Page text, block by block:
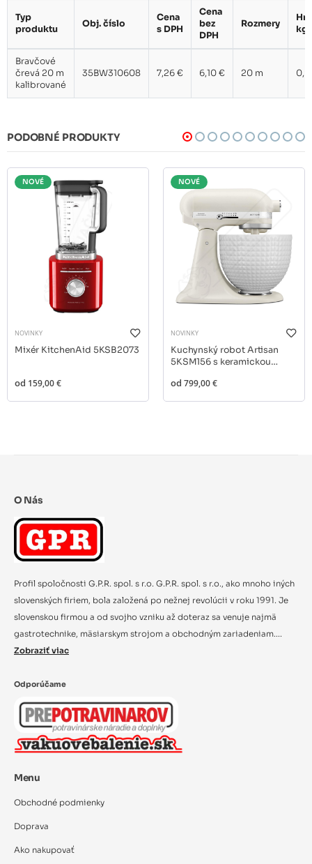
Typ
produktu
Obj. číslo
Cena
s DPH
Cena
bez
DPH
Rozmery
kg
Bravčové
črevá 20 m
kalibrované
35BW310608 7,26 € 6,10 € 20 m 0,2
PODOBNÉ PRODUKTY
NOVÉ
NOVINKY
Mixér KitchenAid 5KSB2073
od 159,00 €
NOVÉ
NOVINKY
Kuchynský robot Artisan
5KSM156 s keramickou
od 799,00 €
O Nás
Profil spoločnosti G.P.R. spol. s r.o. G.P.R. spol. s r.o., ako mnoho iných
slovenských firiem, bola založená po nežnej revolúcii v roku 1991. Je
slovenskou firmou a od svojho vzniku až doteraz sa venuje najmä
gastrotechnike, mäsiarskym strojom a obchodným zariadeniam....
Zobraziť viac
Odporúčame
Menu
Obchodné podmienky
Doprava
Ako nakupovať